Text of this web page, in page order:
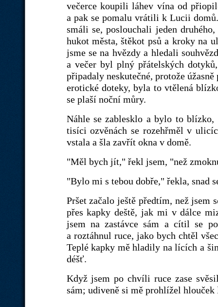
večerce koupili láhev vína od
a pak se pomalu vrátili k Lucii
smáli se, poslouchali jeden
hukot města, štěkot psů a kroky na
jsme se na hvězdy a hledali
a večer byl plný přátelských
připadaly neskutečné, protože
erotické doteky, byla to vtělená
se plaší noční můry.
Náhle se zablesklo a bylo to blízko,
tisíci ozvěnách se rozehřměl v
vstala a šla zavřít okna v domě.
"Měl bych jít," řekl jsem, "než
"Bylo mi s tebou dobře," řekla, snad
Pršet začalo ještě předtím, než jsem
přes kapky deště, jak mi v dálce
jsem na zastávce sám a cítil se
a roztáhnul ruce, jako bych chtěl
Teplé kapky mě hladily na lících a
déšť.
Když jsem po chvíli ruce zase
sám; udiveně si mě prohlížel